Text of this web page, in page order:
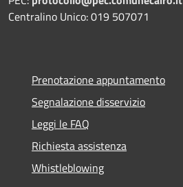
Centralino Unico: 019 507071
Prenotazione appuntamento
Segnalazione disservizio
Leggi le FAQ
Richiesta assistenza
Whistleblowing